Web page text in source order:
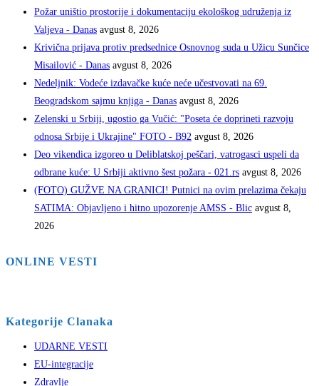
Požar uništio prostorije i dokumentaciju ekološkog udruženja iz
Valjeva - Danas avgust 8, 2026
Krivična prijava protiv predsednice Osnovnog suda u Užicu Sunčice
Misailović - Danas avgust 8, 2026
Nedeljnik: Vodeće izdavačke kuće neće učestvovati na 69.
Beogradskom sajmu knjiga - Danas avgust 8, 2026
Zelenski u Srbiji, ugostio ga Vučić: "Poseta će doprineti razvoju
odnosa Srbije i Ukrajine" FOTO - B92 avgust 8, 2026
Deo vikendica izgoreo u Deliblatskoj peščari, vatrogasci uspeli da
odbrane kuće: U Srbiji aktivno šest požara - 021.rs avgust 8, 2026
(FOTO) GUŽVE NA GRANICI! Putnici na ovim prelazima čekaju
SATIMA: Objavljeno i hitno upozorenje AMSS - Blic avgust 8,
2026
ONLINE VESTI
Kategorije Clanaka
UDARNE VESTI
EU-integracije
Zdravlje